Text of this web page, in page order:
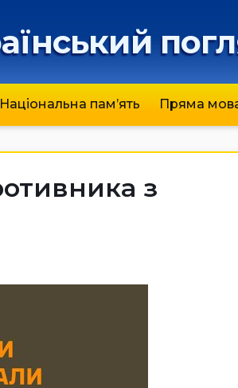
Національна пам’ять Пряма
з